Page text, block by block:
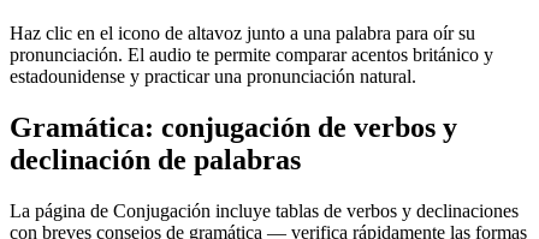
Haz clic en el icono de altavoz junto a una palabra para oír su
pronunciación. El audio te permite comparar acentos británico y
estadounidense y practicar una pronunciación natural.
Gramática: conjugación de verbos y
declinación de palabras
La página de Conjugación incluye tablas de verbos y declinaciones
con breves consejos de gramática — verifica rápidamente las formas